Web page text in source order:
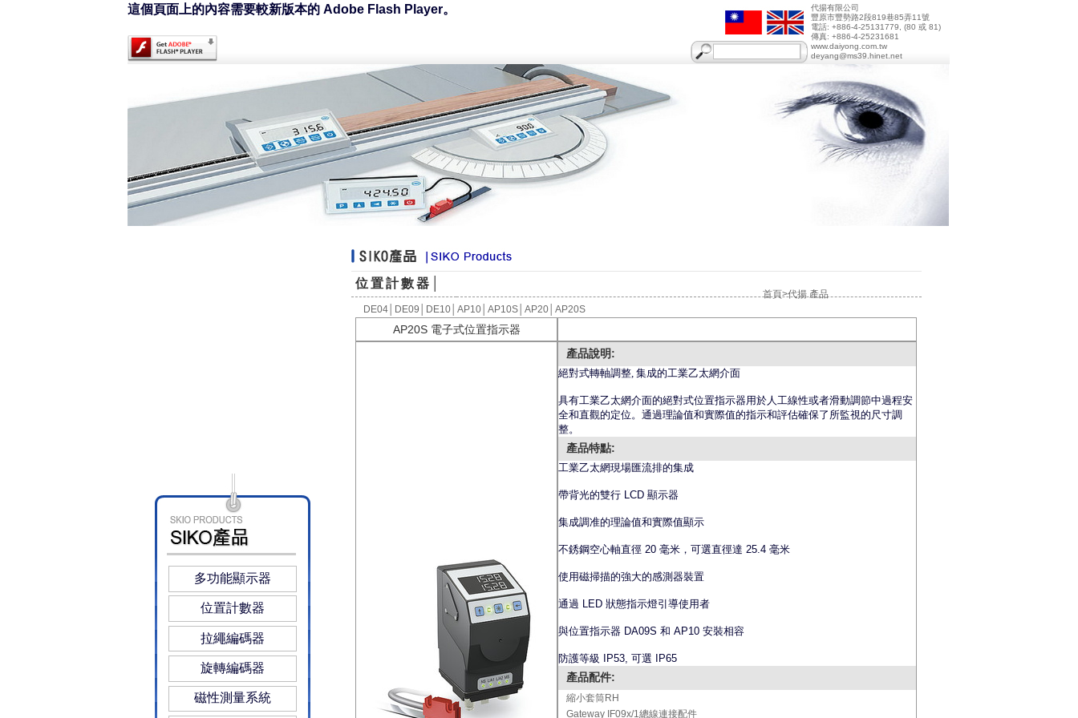
首頁>代揚 產品
這個頁面上的內容需要較新版本的 Adobe Flash Player。
代揚有限公司
豐原市豐勢路2段819巷85弄11號
電話: +886-4-25131779, (80 或 81)
傳真: +886-4-25231681
www.daiyong.com.tw
deyang@ms39.hinet.net
位置計數器│
DE04 DE09 DE10 AP10 AP10S│ AP20 AP20S
AP20S 電子式位置指示器
產品說明:
絕對式轉軸調整, 集成的工業乙太網介面
具有工業乙太網介面的絕對式位置指示器用於人工線性或者滑動調節中過程安
全和直觀的定位。通過理論值和實際值的指示和評估確保了所監視的尺寸調
整。
產品特點:
工業乙太網現場匯流排的集成
帶背光的雙行 LCD 顯示器
集成調准的理論值和實際值顯示
不銹鋼空心軸直徑 20 毫米，可選直徑達 25.4 毫米
使用磁掃描的強大的感測器裝置
通過 LED 狀態指示燈引導使用者
與位置指示器 DA09S 和 AP10 安裝相容
防護等級 IP53, 可選 IP65
產品配件:
縮小套筒RH
Gateway IF09x/1總線連接配件
多功能顯示器
位置計數器
拉繩編碼器
旋轉編碼器
磁性測量系統